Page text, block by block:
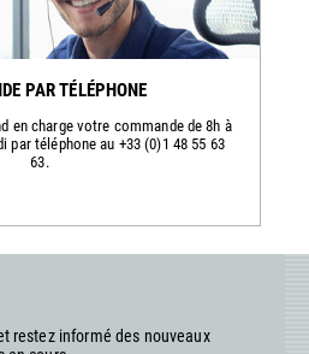
PAR TÉLÉPHONE
en charge votre commande de 8h à
par téléphone au +33 (0)1 48 55 63
63.
restez informé des nouveaux